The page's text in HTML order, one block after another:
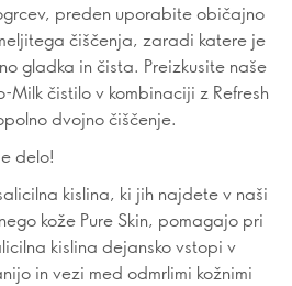
preden uporabite običajno
čiščenja, zaradi katere je
gladka in čista. Preizkusite naše
čistilo v kombinaciji z Refresh
dvojno čiščenje.
delo!
kislina, ki jih najdete v naši
kože Pure Skin, pomagajo pri
kislina dejansko vstopi v
in vezi med odmrlimi kožnimi